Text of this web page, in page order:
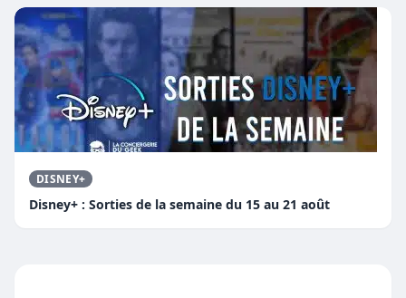
DISNEY+
Disney+ : Sorties de la semaine du 15 au 21 août